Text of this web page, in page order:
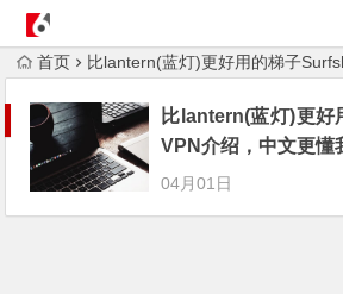
AndroidvpnAPK
首页 比lantern(蓝灯)更好用的梯子Surfshark VPN介
比lantern(蓝灯)更
VPN介绍，中文更懂
04月01日